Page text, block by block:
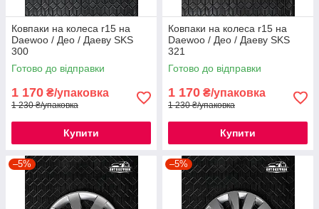
Ковпаки на колеса r15 на
Daewoo / Део / Даеву SKS
300
Готово до відправки
1 170 ₴/упаковка
1 230 ₴/упаковка
Купити
Ковпаки на колеса r15 на
Daewoo / Део / Даеву SKS
321
Готово до відправки
1 170 ₴/упаковка
1 230 ₴/упаковка
Купити
–5% –5%